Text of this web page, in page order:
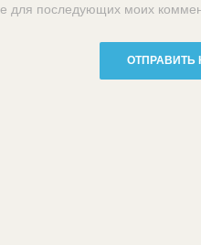
для последующих моих